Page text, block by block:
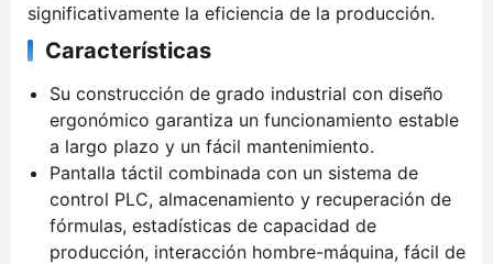
significativamente la eficiencia de la producción.
Características
Su construcción de grado industrial con diseño
ergonómico garantiza un funcionamiento estable
a largo plazo y un fácil mantenimiento.
Pantalla táctil combinada con un sistema de
control PLC, almacenamiento y recuperación de
fórmulas, estadísticas de capacidad de
producción, interacción hombre-máquina, fácil de